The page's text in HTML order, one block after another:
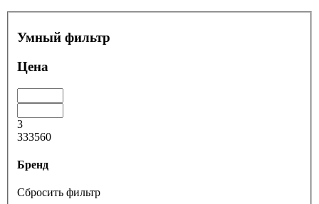
Умный фильтр
Цена
3
333560
Бренд
Сбросить фильтр